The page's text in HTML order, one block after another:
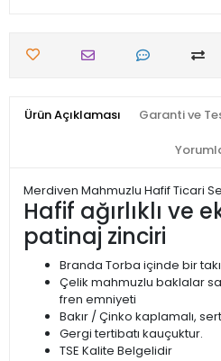
Ürün Açıklaması Garanti ve
Merdiven Mahmuzlu Hafif Ticari
Hafif ağırlıklı ve
patinaj zinciri
Branda Torba içinde bir
Çelik mahmuzlu baklalar
fren emniyeti
Bakır / Çinko kaplamalı,
Gergi tertibatı kauçuktur.
TSE Kalite Belgelidir